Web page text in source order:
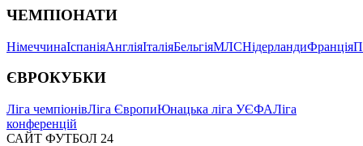
ЧЕМПІОНАТИ
НімеччинаІспаніяАнгліяІталіяБельгіяМЛСНідерландиФранція
ЄВРОКУБКИ
Ліга чемпіонівЛіга ЄвропиЮнацька ліга УЄФАЛіга
конференцій
САЙТ ФУТБОЛ 24